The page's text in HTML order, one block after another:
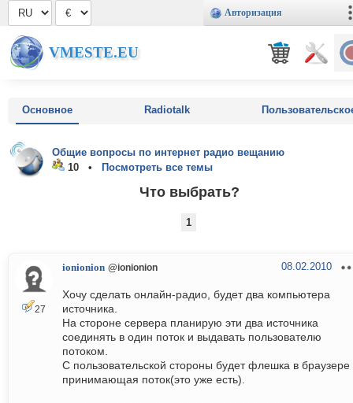
Авторизация
VMESTE.EU
Основное Radiotalk
Общие вопросы по интернет радио вещанию
10 •
Посмотреть все темы
Что выбрать?
1
27
ionionion @ionionion 08.02.2010
Хочу сделать онлайн-радио, будет два компьютера
источника.
На стороне сервера планирую эти два источника
соединять в один поток и выдавать пользователю
потоком.
С пользовательской стороны будет флешка в браузере
принимающая поток(это уже есть).